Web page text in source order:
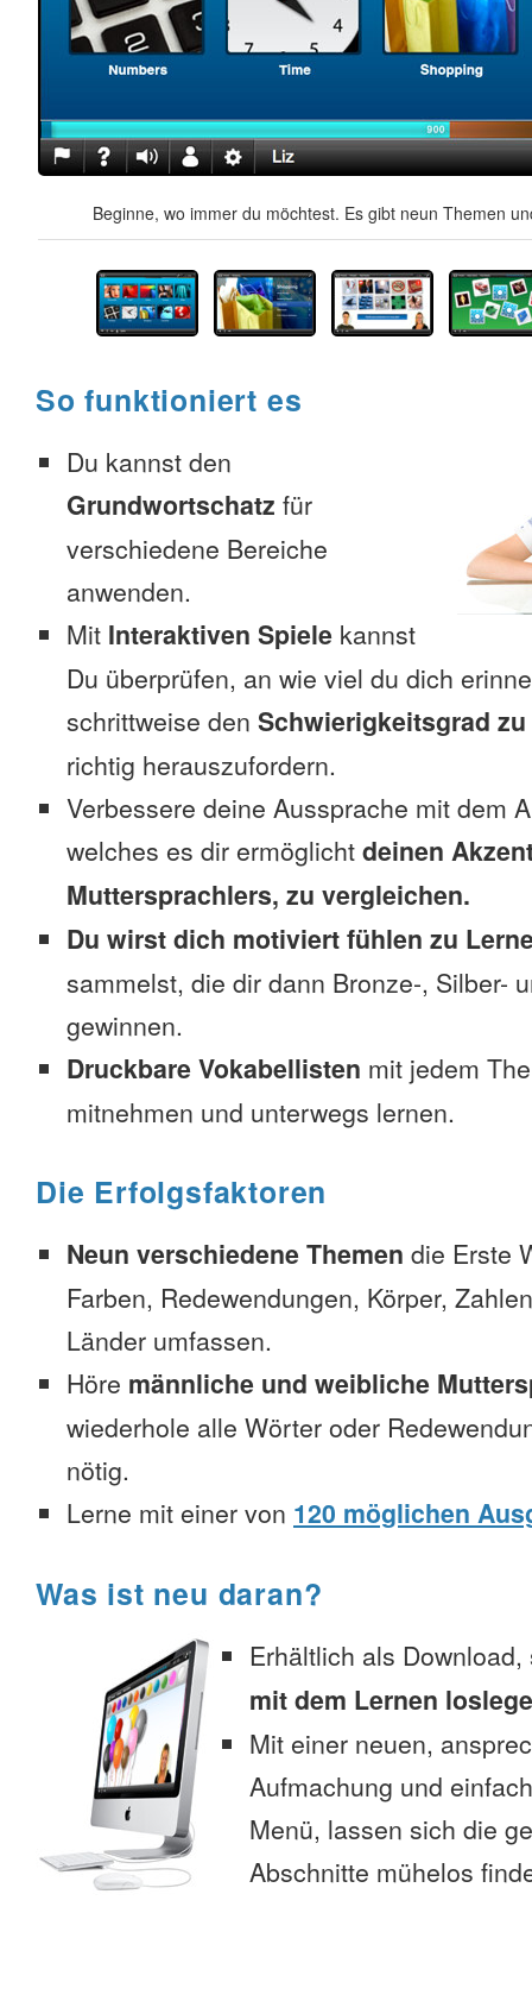
Beginne, wo immer du möchtest. Es gibt neun Themen
So funktioniert es
Du kannst den
Grundwortschatz für
verschiedene Bereiche
anwenden.
Mit Interaktiven Spiele kannst
Du überprüfen, an wie viel du dich
schrittweise den Schwierigkeitsgrad
richtig herauszufordern.
Verbessere deine Aussprache mit dem
welches es dir ermöglicht deinen
Muttersprachlers, zu vergleichen.
Du wirst dich motiviert fühlen zu
sammelst, die dir dann Bronze-, Silber-
gewinnen.
Druckbare Vokabellisten mit jedem
mitnehmen und unterwegs lernen.
Die Erfolgsfaktoren
Neun verschiedene Themen die Erste
Farben, Redewendungen, Körper,
Länder umfassen.
Höre männliche und weibliche
wiederhole alle Wörter oder
nötig.
Lerne mit einer von 120 möglichen
Was ist neu daran?
Erhältlich als
mit dem Lernen
Mit einer neuen,
Aufmachung und
Menü, lassen sich die
Abschnitte mühelos